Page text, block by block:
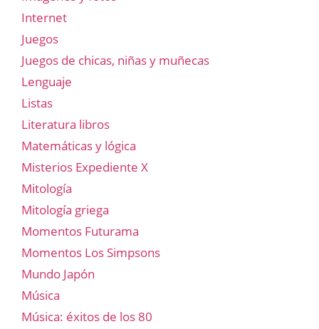
Internet
Juegos
Juegos de chicas, niñas y muñecas
Lenguaje
Listas
Literatura libros
Matemáticas y lógica
Misterios Expediente X
Mitología
Mitología griega
Momentos Futurama
Momentos Los Simpsons
Mundo Japón
Música
Música: éxitos de los 80